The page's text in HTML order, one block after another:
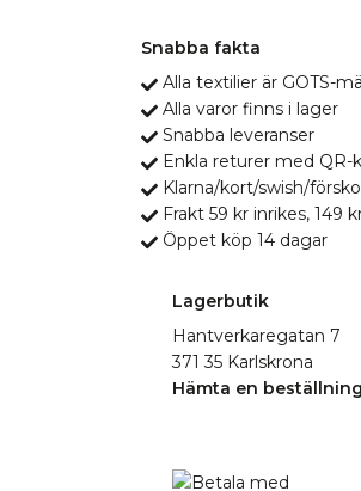
Snabba fakta
Alla textilier är GOTS-
Alla varor finns i lager
Snabba leveranser
Enkla returer med QR-
Klarna/kort/swish/
Frakt 59 kr inrikes, 149
Öppet köp 14 dagar
Lagerbutik
Hantverkaregatan 7
371 35 Karlskrona
Hämta en beställning